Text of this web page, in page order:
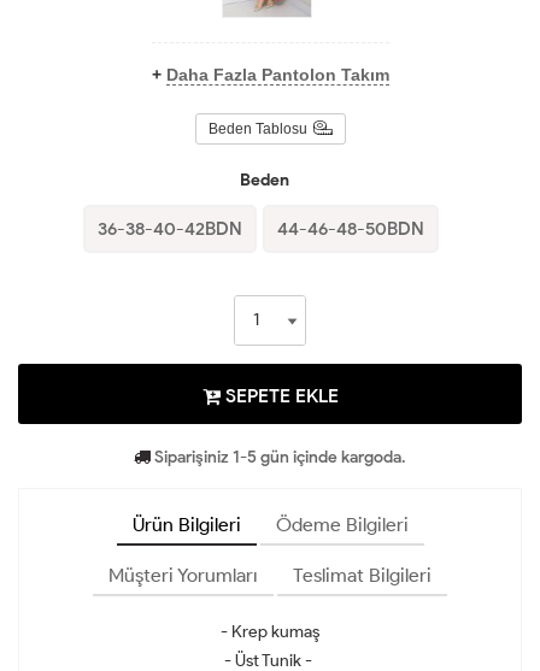
+ Daha Fazla Pantolon Takım
Beden Tablosu
Beden
36-38-40-42BDN 44-46-48-50BDN
SEPETE EKLE
Siparişiniz 1-5 gün içinde kargoda.
Ürün Bilgileri Ödeme Bilgileri
Müşteri Yorumları Teslimat Bilgileri
- Krep kumaş
- Üst Tunik -